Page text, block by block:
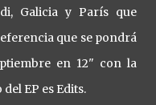
Galicia y París que
que se pondrá
en 12" con la
EP es Edits.